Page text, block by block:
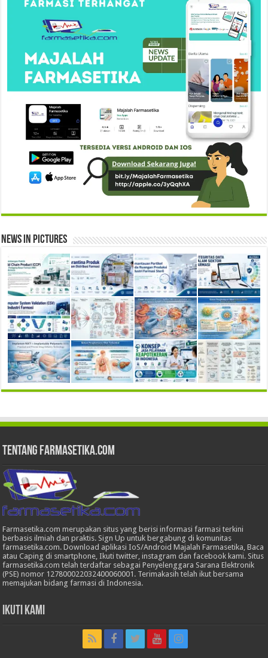
News in Pictures
Tentang Farmasetika.com
Farmasetika.com merupakan situs yang berisi informasi farmasi terkini
berbasis ilmiah dan praktis. Sign Up untuk bergabung di komunitas
farmasetika.com. Download aplikasi IoS/Android Majalah Farmasetika, Baca
atau Caping di smartphone, Ikuti twitter, instagram dan facebook kami. Situs
farmasetika.com telah terdaftar sebagai Penyelenggara Sarana Elektronik
(PSE) nomor 127800022032400060001. Terimakasih telah ikut bersama
memajukan bidang farmasi di Indonesia.
Ikuti Kami